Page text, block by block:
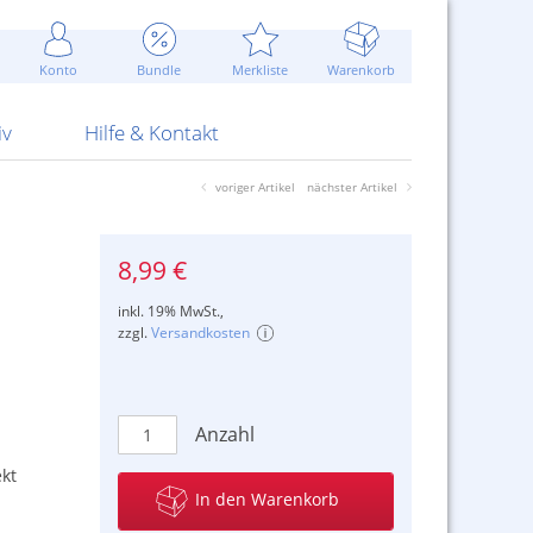
Konto Bundle Merkliste Warenkorb
Attrappen Blitzschnell...
Sommerpreise u.v.m.
ARS Pirotecnia
Hilfe & Kontakt
Kontaktformular
AGB
voriger Artikel nächster Artikel
8,99 €
inkl. 19% MwSt.,
zzgl.Versandkosten
Anzahl
In den Warenkorb